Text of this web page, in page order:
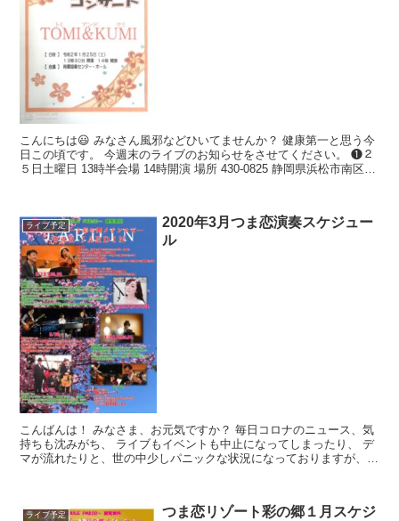
こんにちは😃 みなさん風邪などひいてませんか？ 健康第一と思う今
日この頃です。 今週末のライブのお知らせをさせてください。 ❶２
５日土曜日 13時半会場 14時開演 場所 430-0825 静岡県浜松市南区下
ライブ予定
2020年3月つま恋演奏スケジュー
ル
こんばんは！ みなさま、お元気ですか？ 毎日コロナのニュース、気
持ちも沈みがち、 ライブもイベントも中止になってしまったり、 デ
マが流れたりと、世の中少しパニックな状況になっておりますが、 3
ライブ予定
つま恋リゾート彩の郷１月スケジ